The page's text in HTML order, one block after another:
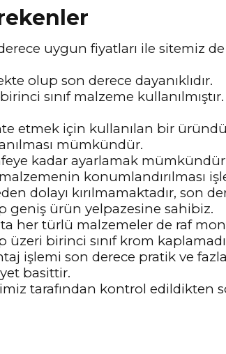
uygun fiyatları ile sitemiz de
olup son derece dayanıklıdır.
sınıf malzeme
etmek için kullanılan bir
mümkündür.
kadar ayarlamak
konumlandırılması
dolayı kırılmamaktadır, son
geniş ürün yelpazesine sahibiz.
her türlü malzemeler de raf
birinci sınıf krom
işlemi son derece pratik ve
basittir.
tarafından kontrol edildikten